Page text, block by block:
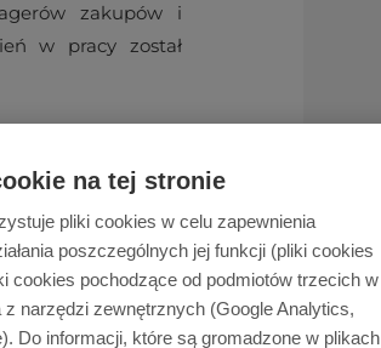
na tej stronie
pliki cookies w celu zapewnienia
poszczególnych jej funkcji (pliki cookies
cookies pochodzące od podmiotów trzecich w
narzędzi zewnętrznych (Google Analytics,
Do informacji, które są gromadzone w plikach
zakupów i
w pracy został
robi
pracownika
nazywają to
chłonny